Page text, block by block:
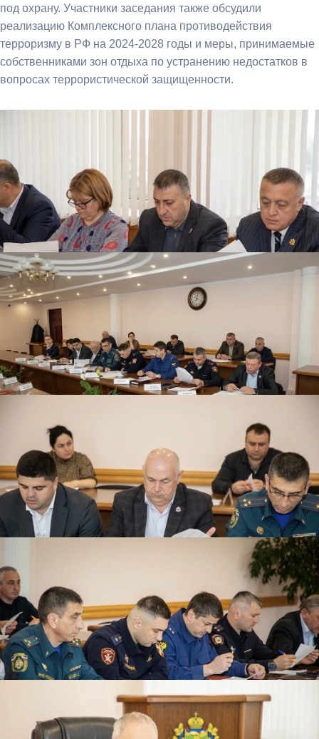
под охрану. Участники заседания также обсудили
реализацию Комплексного плана противодействия
терроризму в РФ на 2024-2028 годы и меры, принимаемые
собственниками зон отдыха по устранению недостатков в
вопросах террористической защищенности.